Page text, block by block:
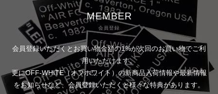
MEMBER
会員登録
会員登録いただくとお買い物金額の1%が次回のお買い物でご利
用いただけます。
更にOFF-WHITE（オフホワイト）の新商品入荷情報や最新情報
をお知らせなど、会員登録いただくと様々な特典があります。